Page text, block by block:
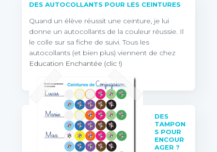
DES AUTOCOLLANTS POUR LES CEINTURES
Quand un élève réussit une ceinture, je lui
donne un autocollants de la couleur réussie. Il
le colle sur sa fiche de suivi. Tous les
autocollants (et bien plus) viennent de chez
Education Enchantée (clic !)
DES
TAMPON
S POUR
ENCOUR
AGER ?